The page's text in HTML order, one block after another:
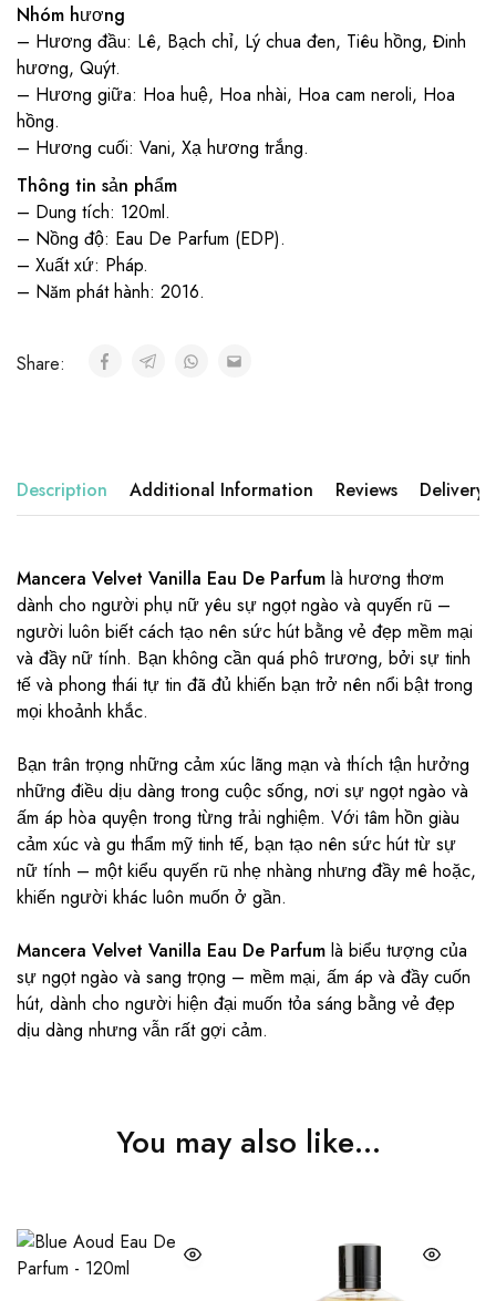
Nhóm hương
– Hương đầu: Lê, Bạch chỉ, Lý chua đen, Tiêu hồng, Đinh
hương, Quýt.
– Hương giữa: Hoa huệ, Hoa nhài, Hoa cam neroli, Hoa
hồng.
– Hương cuối: Vani, Xạ hương trắng.
Thông tin sản phẩm
– Dung tích: 120ml.
– Nồng độ: Eau De Parfum (EDP).
– Xuất xứ: Pháp.
– Năm phát hành: 2016.
Share:
Description Additional Information Reviews Delivery
Mancera Velvet Vanilla Eau De Parfum là hương thơm
dành cho người phụ nữ yêu sự ngọt ngào và quyến rũ –
người luôn biết cách tạo nên sức hút bằng vẻ đẹp mềm mại
và đầy nữ tính. Bạn không cần quá phô trương, bởi sự tinh
tế và phong thái tự tin đã đủ khiến bạn trở nên nổi bật trong
mọi khoảnh khắc.
Bạn trân trọng những cảm xúc lãng mạn và thích tận hưởng
những điều dịu dàng trong cuộc sống, nơi sự ngọt ngào và
ấm áp hòa quyện trong từng trải nghiệm. Với tâm hồn giàu
cảm xúc và gu thẩm mỹ tinh tế, bạn tạo nên sức hút từ sự
nữ tính – một kiểu quyến rũ nhẹ nhàng nhưng đầy mê hoặc,
khiến người khác luôn muốn ở gần.
Mancera Velvet Vanilla Eau De Parfum là biểu tượng của
sự ngọt ngào và sang trọng – mềm mại, ấm áp và đầy cuốn
hút, dành cho người hiện đại muốn tỏa sáng bằng vẻ đẹp
dịu dàng nhưng vẫn rất gợi cảm.
You may also like…